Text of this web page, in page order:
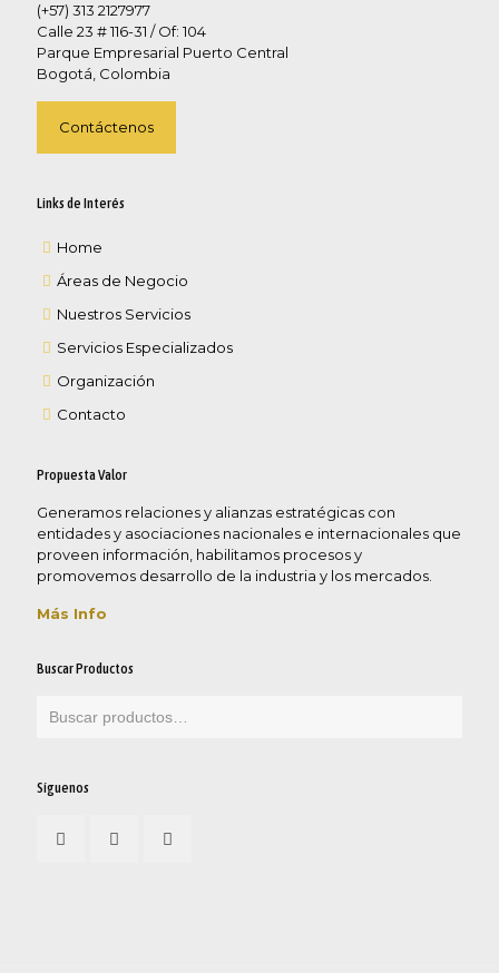
(+57) 313 2127977
Calle 23 # 116-31 / Of: 104
Parque Empresarial Puerto Central
Bogotá, Colombia
Contáctenos
Links de Interés
Home
Áreas de Negocio
Nuestros Servicios
Servicios Especializados
Organización
Contacto
Propuesta Valor
Generamos relaciones y alianzas estratégicas con
entidades y asociaciones nacionales e internacionales que
proveen información, habilitamos procesos y
promovemos desarrollo de la industria y los mercados.
Más Info
Buscar Productos
Síguenos